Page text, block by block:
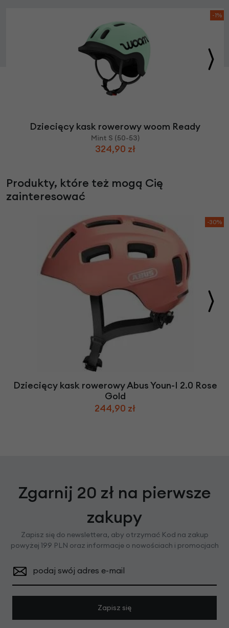
-1%
Dziecięcy kask rowerowy woom Ready
Mint S (50-53)
324,90 zł
Produkty, które też mogą Cię
zainteresować
-30%
Dziecięcy kask rowerowy Abus Youn-I 2.0 Rose
Gold
244,90 zł
Zgarnij 20 zł na pierwsze
zakupy
Zapisz się do newslettera, aby otrzymać Kod na zakup
powyżej 199 PLN oraz informacje o nowościach i promocjach
podaj swój adres e-mail
Zapisz się